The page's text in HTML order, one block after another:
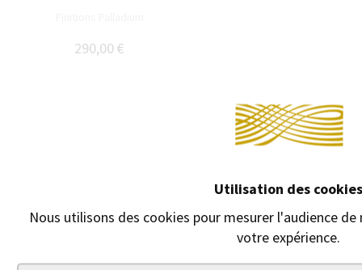
Utilisation des cookies
Nous utilisons des cookies pour mesurer l'audience
votre expérience.
290,00 €